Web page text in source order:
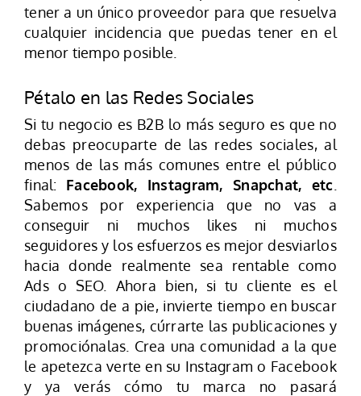
tener a un único proveedor para que resuelva
cualquier incidencia que puedas tener en el
menor tiempo posible.
Pétalo en las Redes Sociales
Si tu negocio es B2B lo más seguro es que no
debas preocuparte de las redes sociales, al
menos de las más comunes entre el público
final: Facebook, Instagram, Snapchat, etc
Sabemos por experiencia que no vas a
conseguir ni muchos likes ni muchos
seguidores y los esfuerzos es mejor desviarlos
hacia donde realmente sea rentable como
Ads o SEO. Ahora bien, si tu cliente es el
ciudadano de a pie, invierte tiempo en buscar
buenas imágenes, cúrrarte las publicaciones y
promociónalas. Crea una comunidad a la que
le apetezca verte en su Instagram o Facebook
y ya verás cómo tu marca no pasará